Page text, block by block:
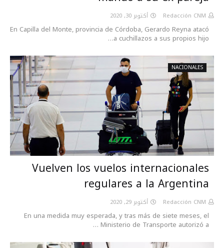
Redacción CNM أكتوبر 30, 2020
En Capilla del Monte, provincia de Córdoba, Gerardo Reyna atacó
a cuchillazos a sus propios hijo…
NACIONALES
Vuelven los vuelos internacionales
regulares a la Argentina
Redacción CNM أكتوبر 29, 2020
En una medida muy esperada, y tras más de siete meses, el
Ministerio de Transporte autorizó a …